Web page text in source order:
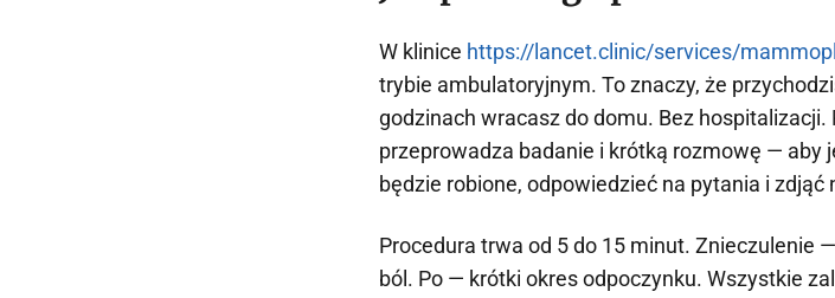
W klinice https://lancet.clinic/services/
trybie ambulatoryjnym. To znaczy, że
godzinach wracasz do domu. Bez
przeprowadza badanie i krótką rozmowę — aby
będzie robione, odpowiedzieć na pytania i zdjąć
Procedura trwa od 5 do 15 minut. Znieczulenie
ból. Po — krótki okres odpoczynku. Wszystkie